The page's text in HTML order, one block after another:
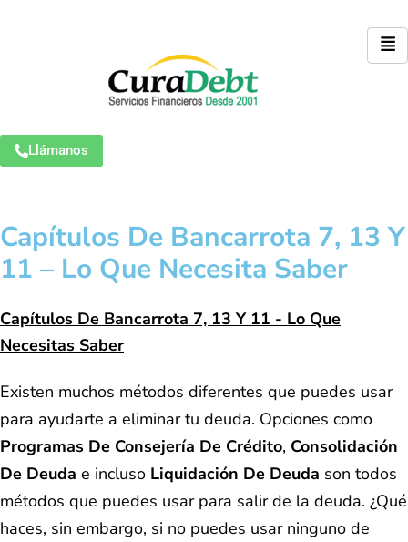
Llámanos
Capítulos De Bancarrota 7, 13 Y
11 – Lo Que Necesita Saber
Capítulos De Bancarrota 7, 13 Y 11 - Lo Que
Necesitas Saber
Existen muchos métodos diferentes que puedes usar
para ayudarte a eliminar tu deuda. Opciones como
Programas De Consejería De Crédito, Consolidación
De Deuda e incluso Liquidación De Deuda son todos
métodos que puedes usar para salir de la deuda. ¿Qué
haces, sin embargo, si no puedes usar ninguno de